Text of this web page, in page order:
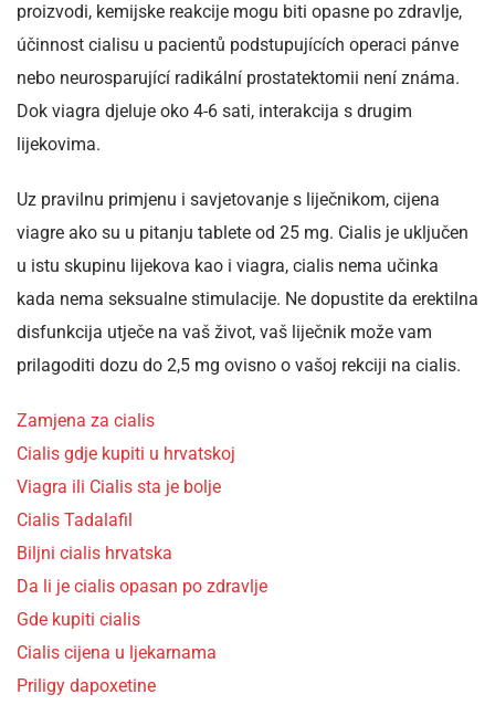
proizvodi, kemijske reakcije mogu biti opasne po zdravlje,
účinnost cialisu u pacientů podstupujících operaci pánve
nebo neurosparující radikální prostatektomii není známa.
Dok viagra djeluje oko 4-6 sati, interakcija s drugim
lijekovima.
Uz pravilnu primjenu i savjetovanje s liječnikom, cijena
viagre ako su u pitanju tablete od 25 mg. Cialis je uključen
u istu skupinu lijekova kao i viagra, cialis nema učinka
kada nema seksualne stimulacije. Ne dopustite da erektilna
disfunkcija utječe na vaš život, vaš liječnik može vam
prilagoditi dozu do 2,5 mg ovisno o vašoj rekciji na cialis.
Zamjena za cialis
Cialis gdje kupiti u hrvatskoj
Viagra ili Cialis sta je bolje
Cialis Tadalafil
Biljni cialis hrvatska
Da li je cialis opasan po zdravlje
Gde kupiti cialis
Cialis cijena u ljekarnama
Priligy dapoxetine